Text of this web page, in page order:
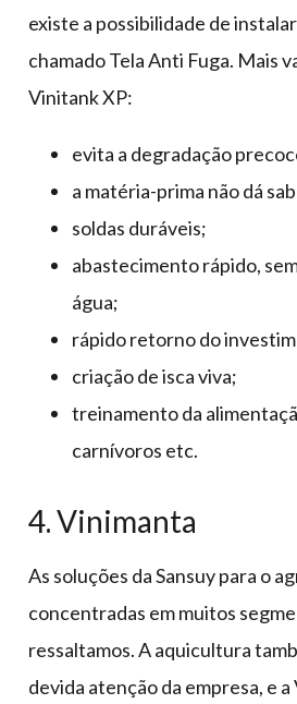
existe a possibilidade de
chamado Tela Anti Fuga. Mais
Vinitank XP:
evita a degradação
a matéria-prima não dá
soldas duráveis;
abastecimento rápido,
água;
rápido retorno do
criação de isca viva;
treinamento da
carnívoros etc.
4. Vinimanta
As soluções da Sansuy para o
concentradas em muitos
ressaltamos. A aquicultura
devida atenção da empresa, e